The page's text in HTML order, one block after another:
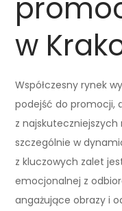
w
Współczesny rynek
podejść do promocji,
z
szczególnie w
z kluczowych zalet
emocjonalnej z
angażujące obrazy i